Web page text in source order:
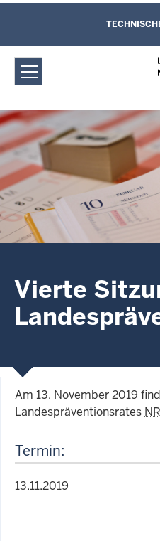
Justizministerium
Westfalen: Vierte
Direkt zum Inhalt
Kontaktformular
Vierte
Am 13. November 2019
Landespräventionsrates
Termin:
13.11.2019